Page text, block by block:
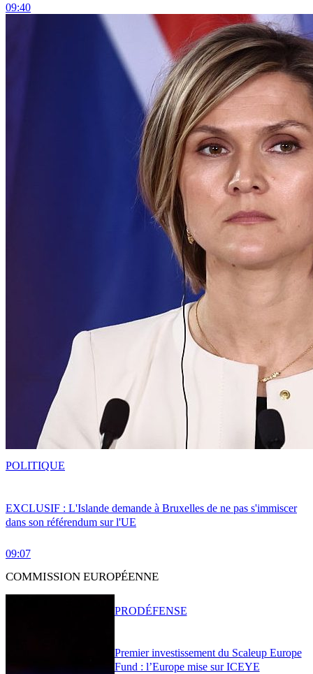
09:40
EXCLUSIF : L'Islande demande à Bruxelles de ne pas s'immiscer
dans son référendum sur l'UE
09:07
POLITIQUE
COMMISSION EUROPÉENNE
Premier investissement du Scaleup Europe
Fund : l’Europe mise sur ICEYE
PRODÉFENSE